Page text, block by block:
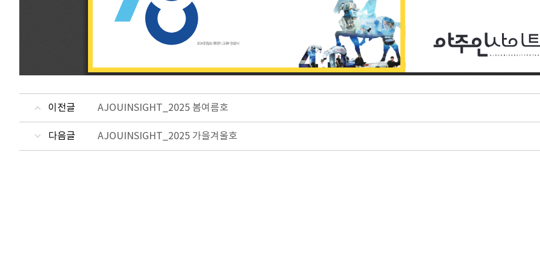
이전글 AJOUINSIGHT_2025 봄여름호
다음글 AJOUINSIGHT_2025 가을겨울호